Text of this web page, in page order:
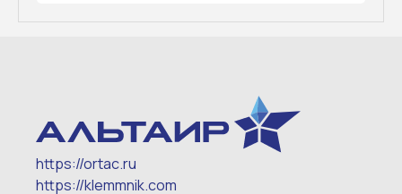
https://ortac.ru
https://klemmnik.com